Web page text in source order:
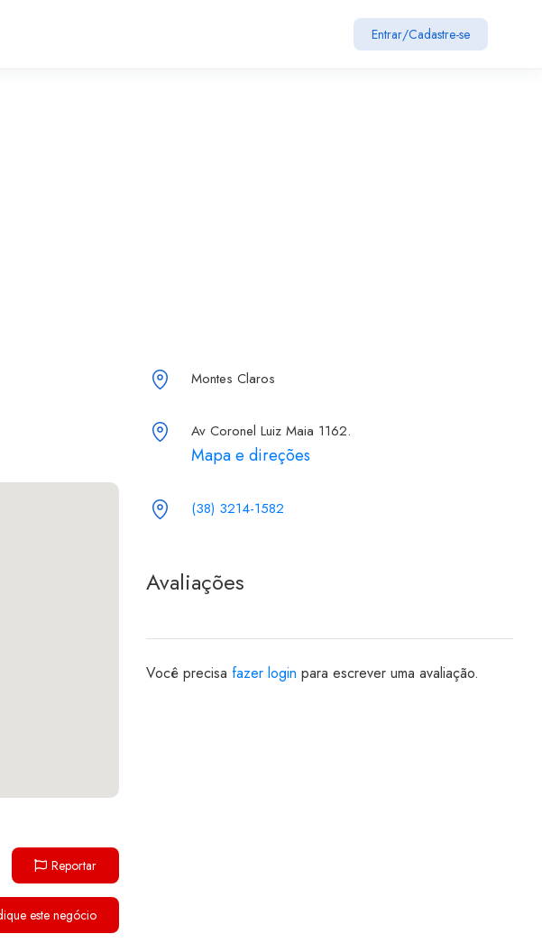
Entrar/Cadastre-se
Reportar
este negócio
Montes Claros
Av Coronel Luiz Maia 1162.
Mapa e direções
(38) 3214-1582
Avaliações
Você precisa fazer login para escrever uma avaliação.